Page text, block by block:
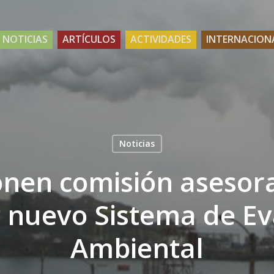
NOTICIAS ARTÍCULOS ACTIVIDADES
Noticias
comisión
Sistema de
Ambiental